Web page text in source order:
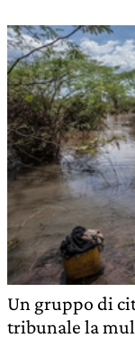
Un gruppo di
tribunale la